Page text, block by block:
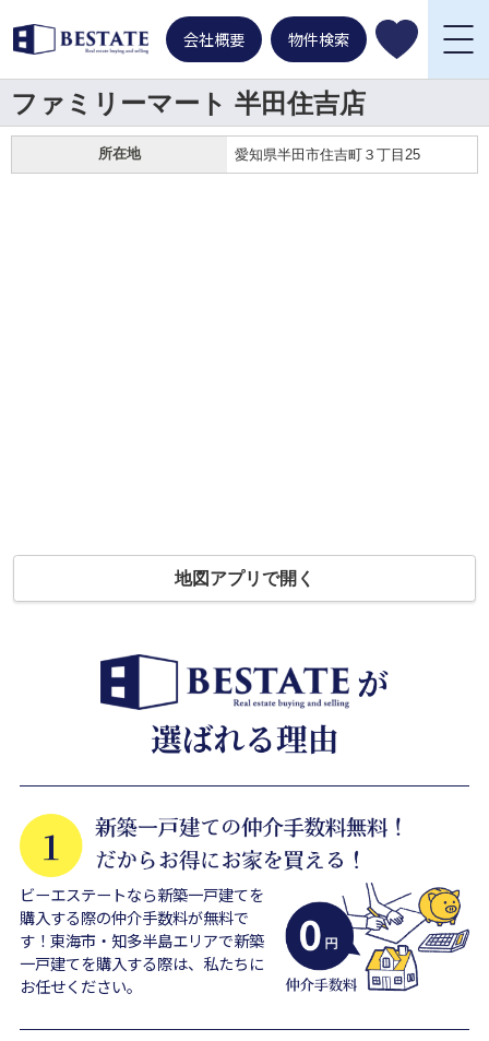
会社概要 物件検索
ファミリーマート 半田住吉店
所在地 愛知県半田市住吉町３丁目25
地図アプリで開く
ビーエステートなら新築一戸建てを
購入する際の仲介手数料が無料で
す！東海市・知多半島エリアで新築
一戸建てを購入する際は、私たちに
お任せください。